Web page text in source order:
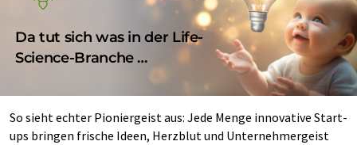
Da tut sich was in der Life-
Science-Branche …
So sieht echter Pioniergeist aus: Jede Menge innovative Start-
ups bringen frische Ideen, Herzblut und Unternehmergeist